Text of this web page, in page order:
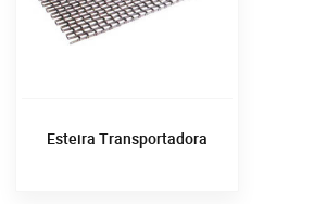
Esteira Transportadora